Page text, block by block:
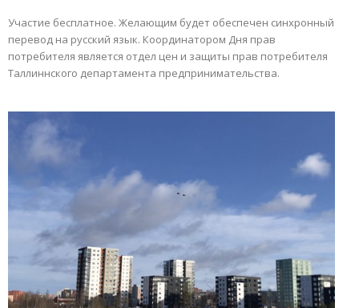
Участие бесплатное. Желающим будет обеспечен синхронный
перевод на русский язык. Координатором Дня прав
потребителя является отдел цен и защиты прав потребителя
Таллиннского департамента предпринимательства.